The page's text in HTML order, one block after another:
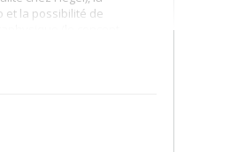
et la possibilité de